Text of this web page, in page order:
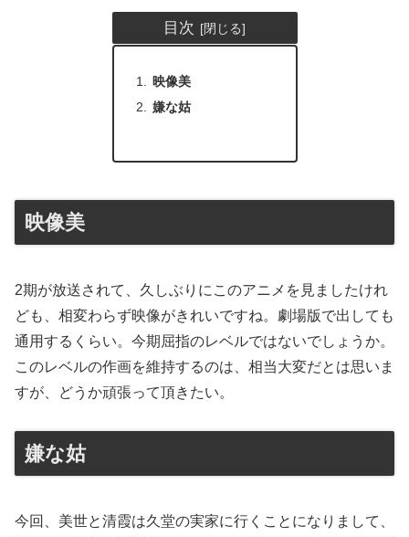
目次
映像美
嫌な姑
映像美
2期が放送されて、久しぶりにこのアニメを見ましたけれ
ども、相変わらず映像がきれいですね。劇場版で出しても
通用するくらい。今期屈指のレベルではないでしょうか。
このレベルの作画を維持するのは、相当大変だとは思いま
すが、どうか頑張って頂きたい。
嫌な姑
今回、美世と清霞は久堂の実家に行くことになりまして、